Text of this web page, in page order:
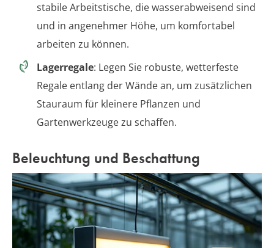
stabile Arbeitstische, die wasserabweisend sind
und in angenehmer Höhe, um komfortabel
arbeiten zu können.
Lagerregale: Legen Sie robuste, wetterfeste
Regale entlang der Wände an, um zusätzlichen
Stauraum für kleinere Pflanzen und
Gartenwerkzeuge zu schaffen.
Beleuchtung und Beschattung